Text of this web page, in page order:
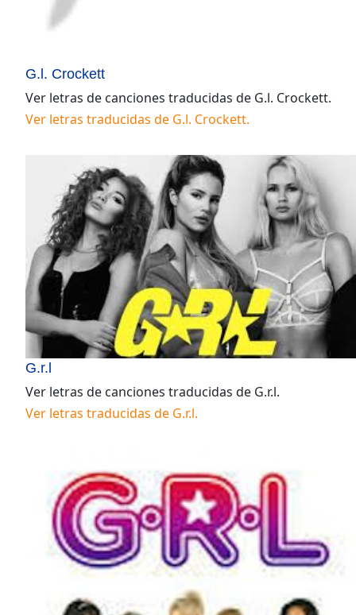
G.l. Crockett
Ver letras de canciones traducidas de G.l. Crockett.
Ver letras traducidas de G.l. Crockett.
G.r.l
Ver letras de canciones traducidas de G.r.l.
Ver letras traducidas de G.r.l.